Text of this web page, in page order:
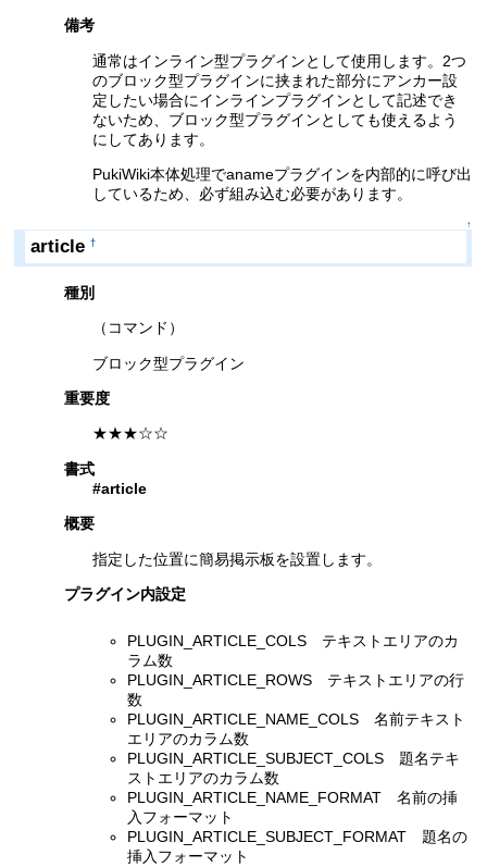
備考
通常はインライン型プラグインとして使用します。2つ
のブロック型プラグインに挟まれた部分にアンカー設
定したい場合にインラインプラグインとして記述でき
ないため、ブロック型プラグインとしても使えるよう
にしてあります。
PukiWiki本体処理でanameプラグインを内部的に呼び出
しているため、必ず組み込む必要があります。
↑
article †
種別
（コマンド）
ブロック型プラグイン
重要度
★★★☆☆
書式
#article
概要
指定した位置に簡易掲示板を設置します。
プラグイン内設定
PLUGIN_ARTICLE_COLS テキストエリアのカ
ラム数
PLUGIN_ARTICLE_ROWS テキストエリアの行
数
PLUGIN_ARTICLE_NAME_COLS 名前テキスト
エリアのカラム数
PLUGIN_ARTICLE_SUBJECT_COLS 題名テキ
ストエリアのカラム数
PLUGIN_ARTICLE_NAME_FORMAT 名前の挿
入フォーマット
PLUGIN_ARTICLE_SUBJECT_FORMAT 題名の
挿入フォーマット